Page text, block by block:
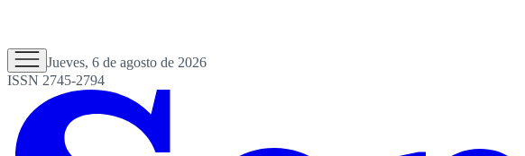
Jueves, 6 de agosto de 2026
ISSN 2745-2794